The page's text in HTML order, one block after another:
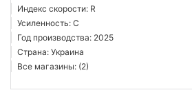
Индекс скорости: R
Усиленность: C
Год производства: 2025
Страна: Украина
Все магазины: (2)